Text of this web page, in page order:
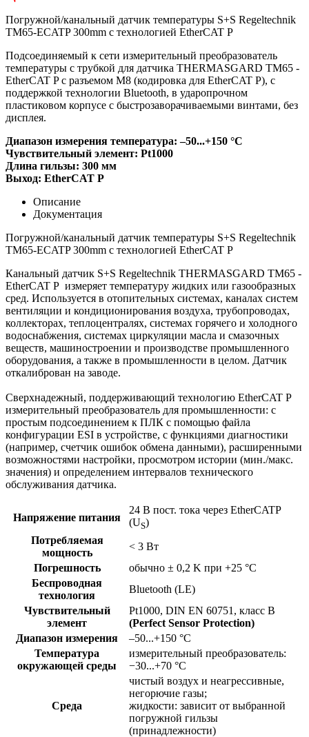
Погружной/канальный датчик температуры S+S Regeltechnik
TM65-ECATP 300mm с технологией EtherCAT P
Подсоединяемый к сети измерительный преобразователь
температуры с трубкой для датчика THERMASGARD TM65 -
EtherCAT P с разъемом M8 (кодировка для EtherCAT P), с
поддержкой технологии Bluetooth, в ударопрочном
пластиковом корпусе с быстрозаворачиваемыми винтами, без
дисплея.
Диапазон измерения температура: –50...+150 °C
Чувствительный элемент: Pt1000
Длина гильзы: 300 мм
Выход: EtherCAT P
Описание
Документация
Погружной/канальный датчик температуры S+S Regeltechnik
TM65-ECATP 300mm с технологией EtherCAT P
Канальный датчик S+S Regeltechnik THERMASGARD TM65 -
EtherCAT P измеряет температуру жидких или газообразных
сред. Используется в отопительных системах, каналах систем
вентиляции и кондиционирования воздуха, трубопроводах,
коллекторах, теплоцентралях, системах горячего и холодного
водоснабжения, системах циркуляции масла и смазочных
веществ, машиностроении и производстве промышленного
оборудования, а также в промышленности в целом. Датчик
откалиброван на заводе.
Сверхнадежный, поддерживающий технологию EtherCAT P
измерительный преобразователь для промышленности: с
простым подсоединением к ПЛК с помощью файла
конфигурации ESI в устройстве, с функциями диагностики
(например, счетчик ошибок обмена данными), расширенными
возможностями настройки, просмотром истории (мин./макс.
значения) и определением интервалов технического
обслуживания датчика.
Напряжение питания
24 В пост. тока через EtherCATP
(US)
Потребляемая
мощность
< 3 Вт
Погрешность
обычно ± 0,2 K при +25 °C
Беспроводная
технология
Bluetooth (LE)
Чувствительный
элемент
Pt1000, DIN EN 60751, класс B
(Perfect Sensor Protection)
Диапазон измерения
–50...+150 °C
Температура
окружающей среды
измерительный преобразователь:
−30...+70 °C
Среда
чистый воздух и неагрессивные,
негорючие газы;
жидкости: зависит от выбранной
погружной гильзы
(принадлежности)